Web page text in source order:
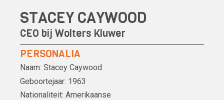
STACEY CAYWOOD
CEO bij Wolters Kluwer
PERSONALIA
Naam: Stacey Caywood
Geboortejaar: 1963
Nationaliteit: Amerikaanse